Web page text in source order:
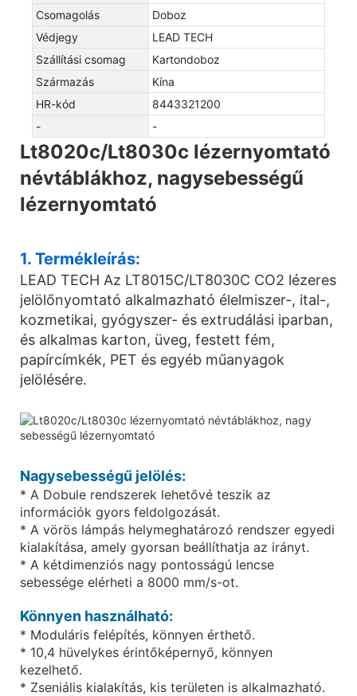
Csomagolás
Doboz
Védjegy
LEAD TECH
Szállítási csomag
Kartondoboz
Származás
Kína
HR-kód
8443321200
-
-
Lt8020c/Lt8030c lézernyomtató
névtáblákhoz, nagysebességű
lézernyomtató
1. Termékleírás:
LEAD TECH Az LT8015C/LT8030C CO2 lézeres
jelölőnyomtató alkalmazható élelmiszer-, ital-,
kozmetikai, gyógyszer- és extrudálási iparban,
és alkalmas karton, üveg, festett fém,
papírcímkék, PET és egyéb műanyagok
jelölésére.
Nagysebességű jelölés:
* A Dobule rendszerek lehetővé teszik az
információk gyors feldolgozását.
* A vörös lámpás helymeghatározó rendszer egyedi
kialakítása, amely gyorsan beállíthatja az irányt.
* A kétdimenziós nagy pontosságú lencse
sebessége elérheti a 8000 mm/s-ot.
Könnyen használható:
* Moduláris felépítés, könnyen érthető.
* 10,4 hüvelykes érintőképernyő, könnyen
kezelhető.
* Zseniális kialakítás, kis területen is alkalmazható.